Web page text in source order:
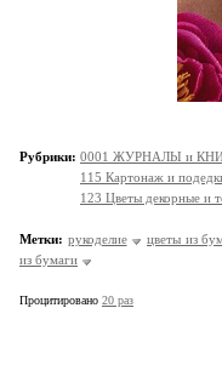
Рубрики: 0001 ЖУРНАЛЫ и
115 Картонаж и
123 Цветы декорные и
Метки: рукоделие
цветы из
из бумаги
Процитировано 20 раз